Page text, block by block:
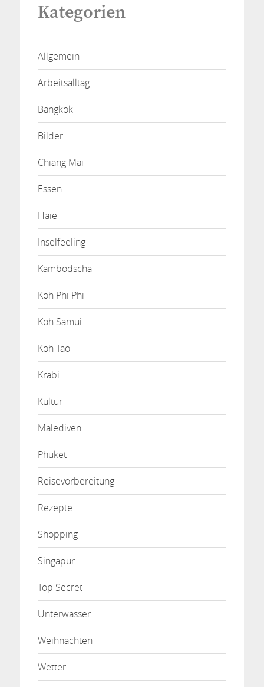
Kategorien
Allgemein
Arbeitsalltag
Bangkok
Bilder
Chiang Mai
Essen
Haie
Inselfeeling
Kambodscha
Koh Phi Phi
Koh Samui
Koh Tao
Krabi
Kultur
Malediven
Phuket
Reisevorbereitung
Rezepte
Shopping
Singapur
Top Secret
Unterwasser
Weihnachten
Wetter